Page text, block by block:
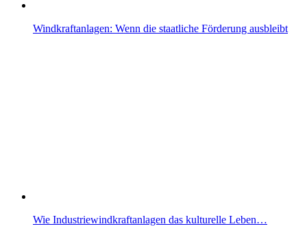
Windkraftanlagen: Wenn die staatliche Förderung ausbleibt
Wie Industriewindkraftanlagen das kulturelle Leben…